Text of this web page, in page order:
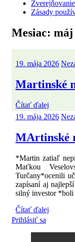
Zverejňovanie
Zásady
Mesiac: máj
19. mája 2026
Martinské
Čítať ďalej
19. mája 2026
MArtinské
*Martin zatiaľ
Maťkou
Turčany*ocenili
zapísaní aj
silný investor *boli
Čítať ďalej
Prihlásiť sa